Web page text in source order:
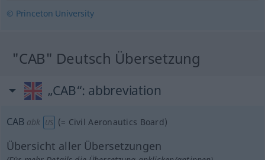
© Princeton University
"CAB" Deutsch Übersetzung
„CAB“: abbreviation
CABabk US (= Civil Aeronautics Board)
Übersicht aller Übersetzungen